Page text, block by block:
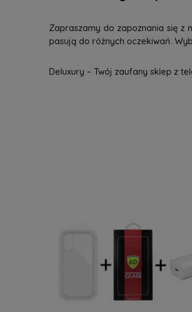
Zapraszamy do zapoznania się z
pasują do różnych oczekiwań.
Deluxury – Twój zaufany sklep z